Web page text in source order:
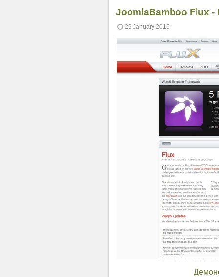
JoomlaBamboo Flux
29 January 2016